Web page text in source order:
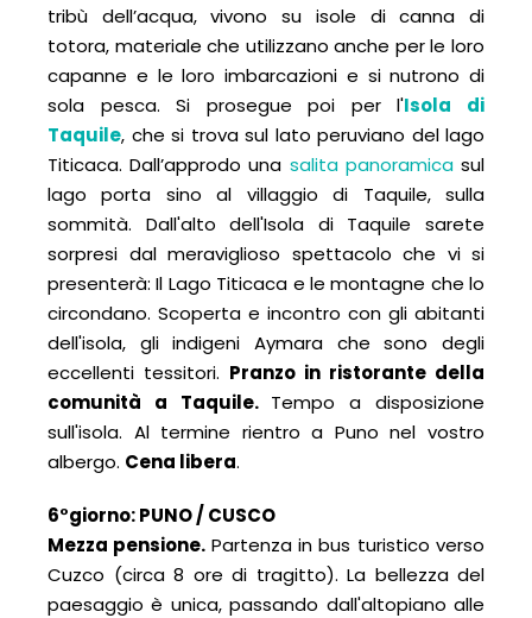
tribù dell’acqua, vivono su isole di canna di
totora, materiale che utilizzano anche per le loro
capanne e le loro imbarcazioni e si nutrono di
sola pesca. Si prosegue poi per l'Isola di
Taquile, che si trova sul lato peruviano del lago
Titicaca. Dall’approdo una salita panoramicasul
lago porta sino al villaggio di Taquile, sulla
sommità. Dall'alto dell'Isola di Taquile sarete
sorpresi dal meraviglioso spettacolo che vi si
presenterà: Il Lago Titicaca e le montagne che lo
circondano. Scoperta e incontro con gli abitanti
dell'isola, gli indigeni Aymara che sono degli
eccellenti tessitori. Pranzo in ristorante della
comunità a Taquile. Tempo a disposizione
sull'isola. Al termine rientro a Puno nel vostro
albergo. Cena libera.
6°giorno: PUNO / CUSCO
Mezza pensione. Partenza in bus turistico verso
Cuzco (circa 8 ore di tragitto). La bellezza del
paesaggio è unica, passando dall'altopiano alle